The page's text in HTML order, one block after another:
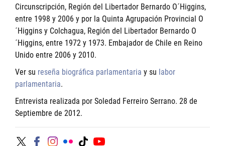
Circunscripción, Región del Libertador Bernardo O´Higgins,
entre 1998 y 2006 y por la Quinta Agrupación Provincial O
´Higgins y Colchagua, Región del Libertador Bernardo O
´Higgins, entre 1972 y 1973. Embajador de Chile en Reino
Unido entre 2006 y 2010.
Ver su reseña biográfica parlamentaria y su labor
parlamentaria.
Entrevista realizada por Soledad Ferreiro Serrano. 28 de
Septiembre de 2012.